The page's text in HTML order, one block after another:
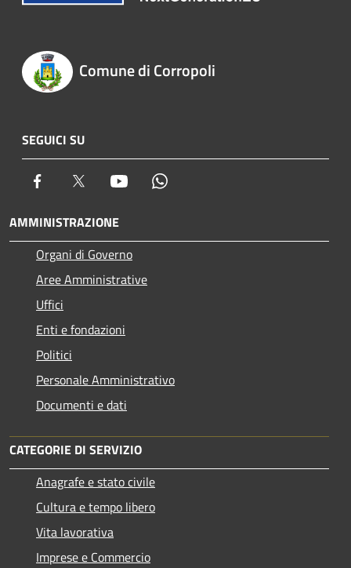
Comune di Corropoli
SEGUICI SU
Facebook Twitter Youtube
AMMINISTRAZIONE
Organi di Governo
Aree Amministrative
Uffici
Enti e fondazioni
Politici
Personale Amministrativo
Documenti e dati
CATEGORIE DI SERVIZIO
Anagrafe e stato civile
Cultura e tempo libero
Vita lavorativa
Imprese e Commercio